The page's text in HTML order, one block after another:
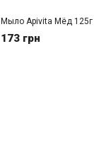
Мыло Apivita Мёд 125г
173 грн